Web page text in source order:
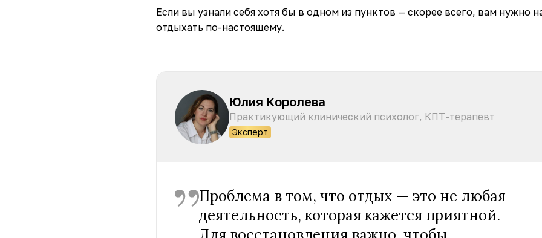
Если вы узнали себя хотя бы в одном из пунктов — скорее всего, вам нужно
отдыхать по-настоящему.
Юлия Королева
Практикующий клинический психолог, КПТ-терапевт
Эксперт
Проблема в том, что отдых — это не любая
деятельность, которая кажется приятной.